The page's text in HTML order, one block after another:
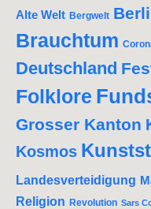
Alte Welt Bergwelt
Brauchtum
Deutschland
Folklore
Grosser Kanton
Kosmos
Landesverteidigung
Religion Revolution Sars